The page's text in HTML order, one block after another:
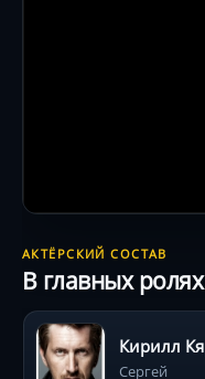
АКТЁРСКИЙ СОСТАВ
В главных ролях
Кирилл
Сергей